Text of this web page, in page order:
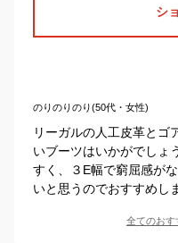
シ
のりのりのり(50代・女性)
リーガルの人工皮革とゴ
いブーツはいかがでしょ
すく、３E幅で窮屈感が
いと思うのでおすすめし
全てのおす